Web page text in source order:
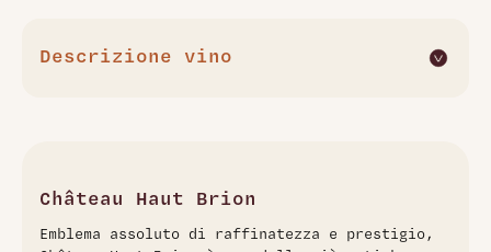
Descrizione vino
Sauvignon Blanc e Sémillon, che conferisce una
intense note di fiori bianchi, agrumi come pompelmo rosa e
Château Haut Brion
Emblema assoluto di raffinatezza e prestigio,